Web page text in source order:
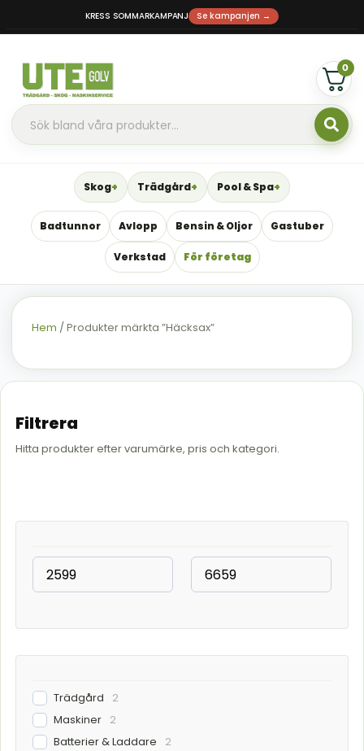
KRESS SOMMARKAMPANJ Se kampanjen →
0
Skog Trädgård Pool & Spa
Badtunnor Avlopp Bensin & Oljor Gastuber
Verkstad För företag
Hem / Produkter märkta ”Häcksax”
Filtrera
Hitta produkter efter varumärke, pris och kategori.
Trädgård
2
Maskiner 2
Batterier & Laddare
2